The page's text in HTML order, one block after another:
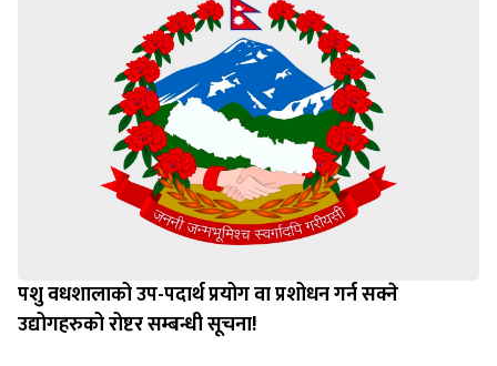
पशु वधशालाको उप-पदार्थ प्रयोग वा प्रशोधन गर्न सक्ने
उद्योगहरुको रोष्टर सम्बन्धी सूचना!